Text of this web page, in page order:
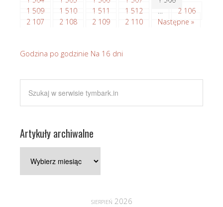
1 509
1 510 1 511 1 512 …
2 106
2 107
2 108 2 109 2 110 Następne »
Godzina po godzinie Na 16 dni
Artykuły archiwalne
archiwalne
sierpień 2026